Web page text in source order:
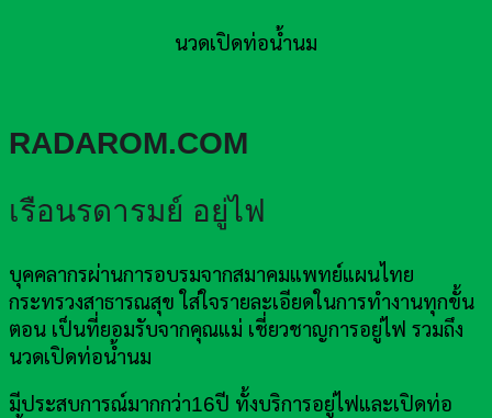
นวดเปิดท่อน้ำนม
RADAROM.COM
เรือนรดารมย์ อยู่ไฟ
บุคคลากรผ่านการอบรมจากสมาคมแพทย์แผนไทย
กระทรวงสาธารณสุข ใส่ใจรายละเอียดในการทำงานทุกขั้น
ตอน เป็นที่ยอมรับจากคุณแม่ เชี่ยวชาญการอยู่ไฟ รวมถึง
นวดเปิดท่อน้ำนม
มีประสบการณ์มากกว่า16ปี ทั้งบริการอยู่ไฟและเปิดท่อ